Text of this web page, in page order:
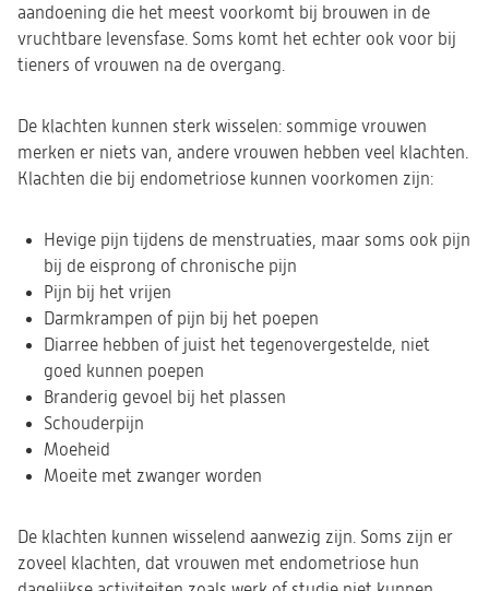
aandoening die het meest voorkomt bij brouwen in de
vruchtbare levensfase. Soms komt het echter ook voor bij
tieners of vrouwen na de overgang.
De klachten kunnen sterk wisselen: sommige vrouwen
merken er niets van, andere vrouwen hebben veel klachten.
Klachten die bij endometriose kunnen voorkomen zijn:
Hevige pijn tijdens de menstruaties, maar soms ook pijn
bij de eisprong of chronische pijn
Pijn bij het vrijen
Darmkrampen of pijn bij het poepen
Diarree hebben of juist het tegenovergestelde, niet
goed kunnen poepen
Branderig gevoel bij het plassen
Schouderpijn
Moeheid
Moeite met zwanger worden
De klachten kunnen wisselend aanwezig zijn. Soms zijn er
zoveel klachten, dat vrouwen met endometriose hun